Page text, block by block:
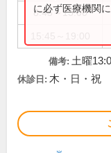
8:45～13:00
に必ず医療機関
備考: 土曜
休診日: 木・日・祝